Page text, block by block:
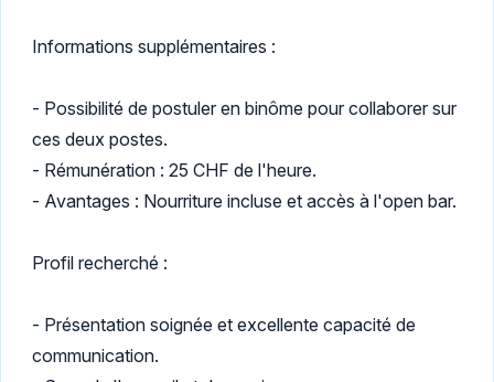
Informations supplémentaires :
- Possibilité de postuler en binôme pour collaborer sur
ces deux postes.
- Rémunération : 25 CHF de l'heure.
- Avantages : Nourriture incluse et accès à l'open bar.
Profil recherché :
- Présentation soignée et excellente capacité de
communication.